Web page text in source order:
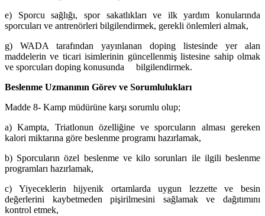
e) Sporcu sağlığı, spor sakatlıkları ve ilk yardım konularında
sporcuları ve antrenörleri bilgilendirmek, gerekli önlemleri almak,
g) WADA tarafından yayınlanan doping listesinde yer alan
maddelerin ve ticari isimlerinin güncellenmiş listesine sahip olmak
ve sporcuları doping konusunda bilgilendirmek.
Beslenme Uzmanının Görev ve Sorumlulukları
Madde 8- Kamp müdürüne karşı sorumlu olup;
a) Kampta, Triatlonun özelliğine ve sporcuların alması gereken
kalori miktarına göre beslenme programı hazırlamak,
b) Sporcuların özel beslenme ve kilo sorunları ile ilgili beslenme
programları hazırlamak,
c) Yiyeceklerin hijyenik ortamlarda uygun lezzette ve besin
değerlerini kaybetmeden pişirilmesini sağlamak ve dağıtımını
kontrol etmek,